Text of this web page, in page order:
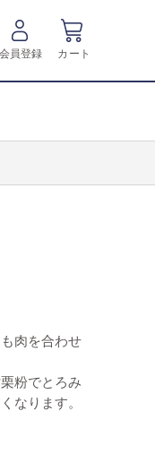
会員登録 カート
肉を合わせ
粉でとろみ
なります。